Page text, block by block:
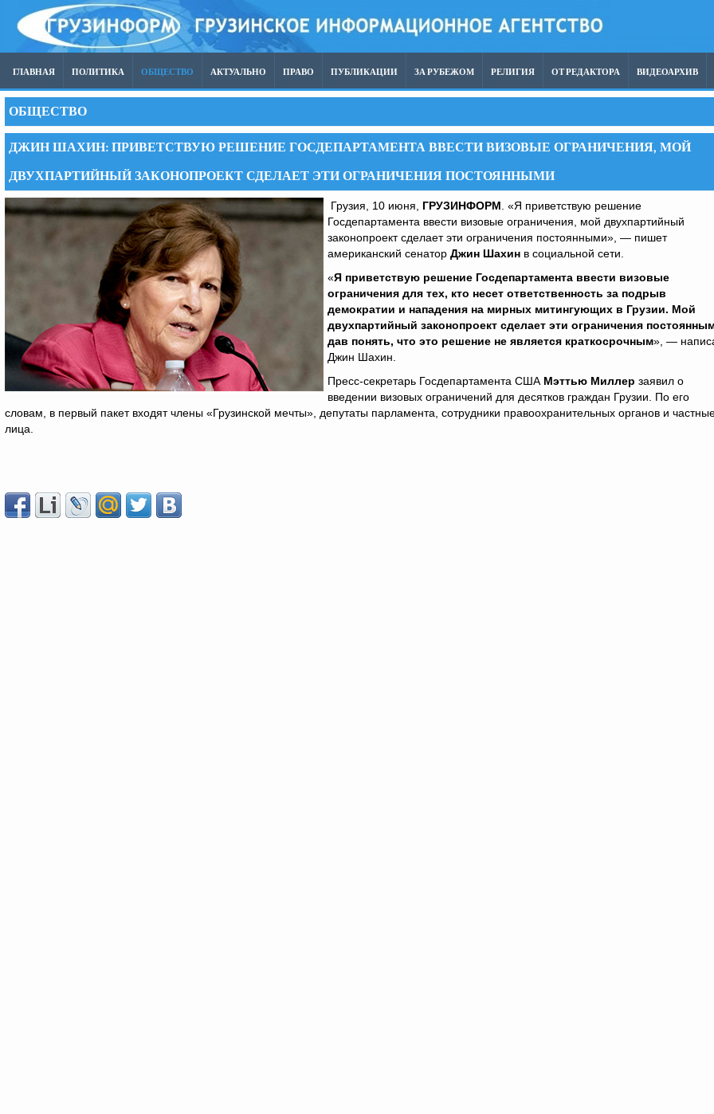
ГЛАВНАЯ ПОЛИТИКА ОБЩЕСТВО АКТУАЛЬНО ПРАВО ПУБЛИКАЦИИ ЗА РУБЕЖОМ РЕЛИГИЯ ОТ РЕДАКТОРА ВИДЕОАРХИВ
ОБЩЕСТВО
ДЖИН ШАХИН: ПРИВЕТСТВУЮ РЕШЕНИЕ ГОСДЕПАРТАМЕНТА ВВЕСТИ ВИЗОВЫЕ ОГРАНИЧЕНИЯ, МОЙ
ДВУХПАРТИЙНЫЙ ЗАКОНОПРОЕКТ СДЕЛАЕТ ЭТИ ОГРАНИЧЕНИЯ ПОСТОЯННЫМИ
Грузия, 10 июня, ГРУЗИНФОРМ . «Я приветствую решение
Госдепартамента ввести визовые ограничения, мой двухпартийный
законопроект сделает эти ограничения постоянными», — пишет
американский сенатор Джин Шахин в социальной сети.
«Я приветствую решение Госдепартамента ввести визовые
ограничения для тех, кто несет ответственность за подрыв
демократии и нападения на мирных митингующих в Грузии. Мой
двухпартийный законопроект сделает эти ограничения
дав понять, что это решение не является краткосрочным», —
Джин Шахин.
Пресс-секретарь Госдепартамента США Мэттью Миллер заявил о
введении визовых ограничений для десятков граждан Грузии. По его
словам, в первый пакет входят члены «Грузинской мечты», депутаты парламента, сотрудники правоохранительных органов и
лица.